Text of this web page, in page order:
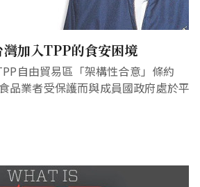
加入TPP的食安困境
自由貿易區「架構性合意」條約
品業者受保護而與成員國政府處於平